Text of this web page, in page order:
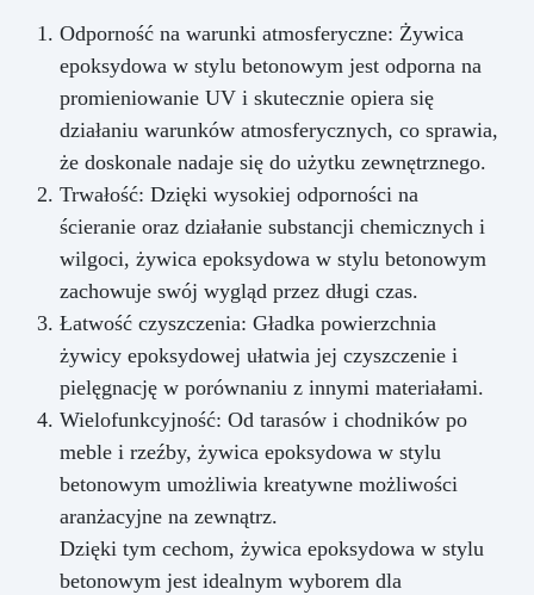
Odporność na warunki atmosferyczne: Żywica
epoksydowa w stylu betonowym jest odporna na
promieniowanie UV i skutecznie opiera się
działaniu warunków atmosferycznych, co sprawia,
że doskonale nadaje się do użytku zewnętrznego.
Trwałość: Dzięki wysokiej odporności na
ścieranie oraz działanie substancji chemicznych i
wilgoci, żywica epoksydowa w stylu betonowym
zachowuje swój wygląd przez długi czas.
Łatwość czyszczenia: Gładka powierzchnia
żywicy epoksydowej ułatwia jej czyszczenie i
pielęgnację w porównaniu z innymi materiałami.
Wielofunkcyjność: Od tarasów i chodników po
meble i rzeźby, żywica epoksydowa w stylu
betonowym umożliwia kreatywne możliwości
aranżacyjne na zewnątrz.
Dzięki tym cechom, żywica epoksydowa w stylu
betonowym jest idealnym wyborem dla